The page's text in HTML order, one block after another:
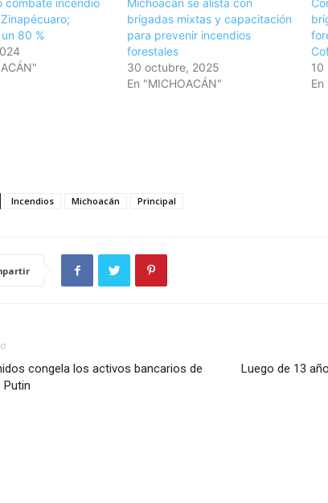
combate incendio
80 %
Michoacán se alista con
brigadas mixtas y capacitación
para prevenir incendios
forestales
30 octubre, 2025
En "MICHOACÁN"
10
En
Incendios Michoacán Principal
congela los activos bancarios de
Putin
Luego de 13